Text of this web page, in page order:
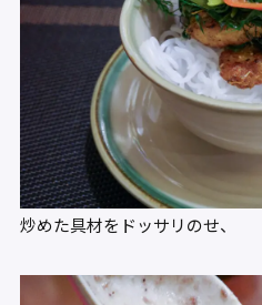
炒めた具材をドッサリのせ、